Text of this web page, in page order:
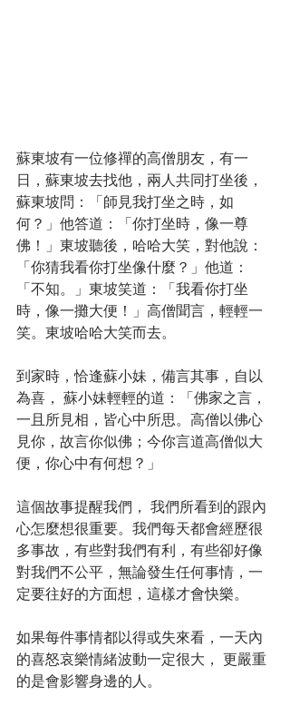
蘇東坡有一位修禪的高僧朋友，有一
日，蘇東坡去找他，兩人共同打坐後，
蘇東坡問：「師見我打坐之時，如
何？」他答道：「你打坐時，像一尊
佛！」東坡聽後，哈哈大笑，對他說：
「你猜我看你打坐像什麼？」他道：
「不知。」東坡笑道：「我看你打坐
時，像一攤大便！」高僧聞言，輕輕一
笑。東坡哈哈大笑而去。
到家時，恰逢蘇小妹，備言其事，自以
為喜， 蘇小妹輕輕的道：「佛家之言，
一且所見相，皆心中所思。高僧以佛心
見你，故言你似佛；今你言道高僧似大
便，你心中有何想？」
這個故事提醒我們， 我們所看到的跟內
心怎麼想很重要。我們每天都會經歷很
多事故，有些對我們有利，有些卻好像
對我們不公平，無論發生任何事情，一
定要往好的方面想，這樣才會快樂。
如果每件事情都以得或失來看，一天內
的喜怒哀樂情緒波動一定很大， 更嚴重
的是會影響身邊的人。